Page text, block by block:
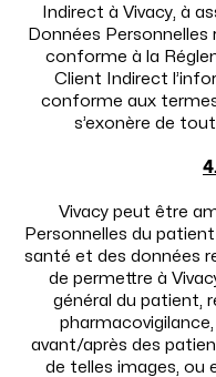
Indirect à Vivacy, à
Données
conforme à la
Client Indirect
conforme aux
s’exonère de
Vivacy peut être
Personnelles du
santé et des données
de permettre à
général du patient,
avant/après des
de telles images, ou